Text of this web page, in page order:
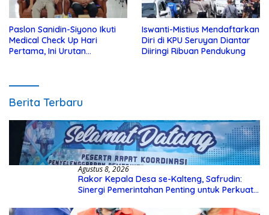
Paslon Sanidin-Siyono Ikuti
Medical Check Up Hari
Pertama, Ini Urutan
Iswanti-Mistius Mendaftarkan
Diri di KPU Seruyan Diantar
Diiringi Ribuan Pendukung
Berita Terbaru
Agustus 8, 2026
Rakor Kepala Desa se-Kalteng, Safrudin:
Sinergi Pemerintahan Penting untuk Perkuat